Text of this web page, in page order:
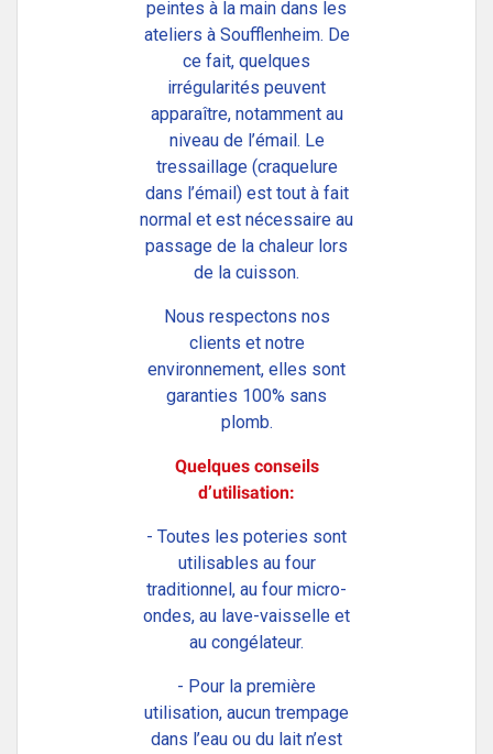
peintes à la main dans les
ateliers à Soufflenheim. De
ce fait, quelques
irrégularités peuvent
apparaître, notamment au
niveau de l’émail. Le
tressaillage (craquelure
dans l’émail) est tout à fait
normal et est nécessaire au
passage de la chaleur lors
de la cuisson.
Nous respectons nos
clients et notre
environnement, elles sont
garanties 100% sans
plomb.
Quelques conseils
d’utilisation:
- Toutes les poteries sont
utilisables au four
traditionnel, au four micro-
ondes, au lave-vaisselle et
au congélateur.
- Pour la première
utilisation, aucun trempage
dans l’eau ou du lait n’est